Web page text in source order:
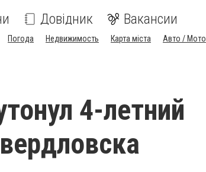
Довідник Вакансии
Погода Недвижимость Карта міста Авто / Мото
4-летний